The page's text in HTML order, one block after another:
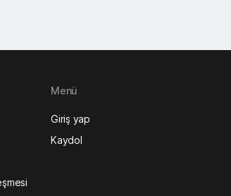
Menü
Giriş yap
Kaydol